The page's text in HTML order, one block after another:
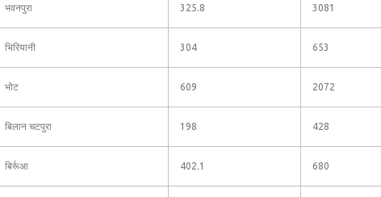
भवनपुरा 325.8 3081
भिरियानी 304 653
भोट 609 2072
बिलान चटपुरा 198 428
बिर्रूआ 402.1 680